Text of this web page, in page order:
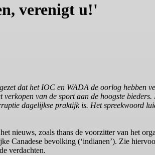
verenigt u!'
gezet dat het IOC en WADA de oorlog hebben
van de sport aan de hoogste
dagelijkse praktijk is. Het spreekwoord
nieuws, zoals thans de voorzitter van het
Canadese bevolking (‘indianen’). Zie
verdachten.